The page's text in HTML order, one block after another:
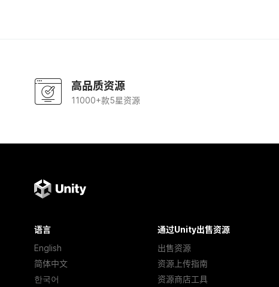
高品质资源
11000+款5星资源
语言
English
简体中文
한국어
通过Unity出售资源
出售资源
资源上传指南
资源商店工具